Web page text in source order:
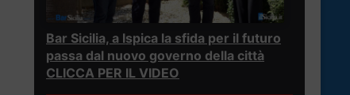
Bar Sicilia, a Ispica la sfida per il futuro
passa dal nuovo governo della città
CLICCA PER IL VIDEO